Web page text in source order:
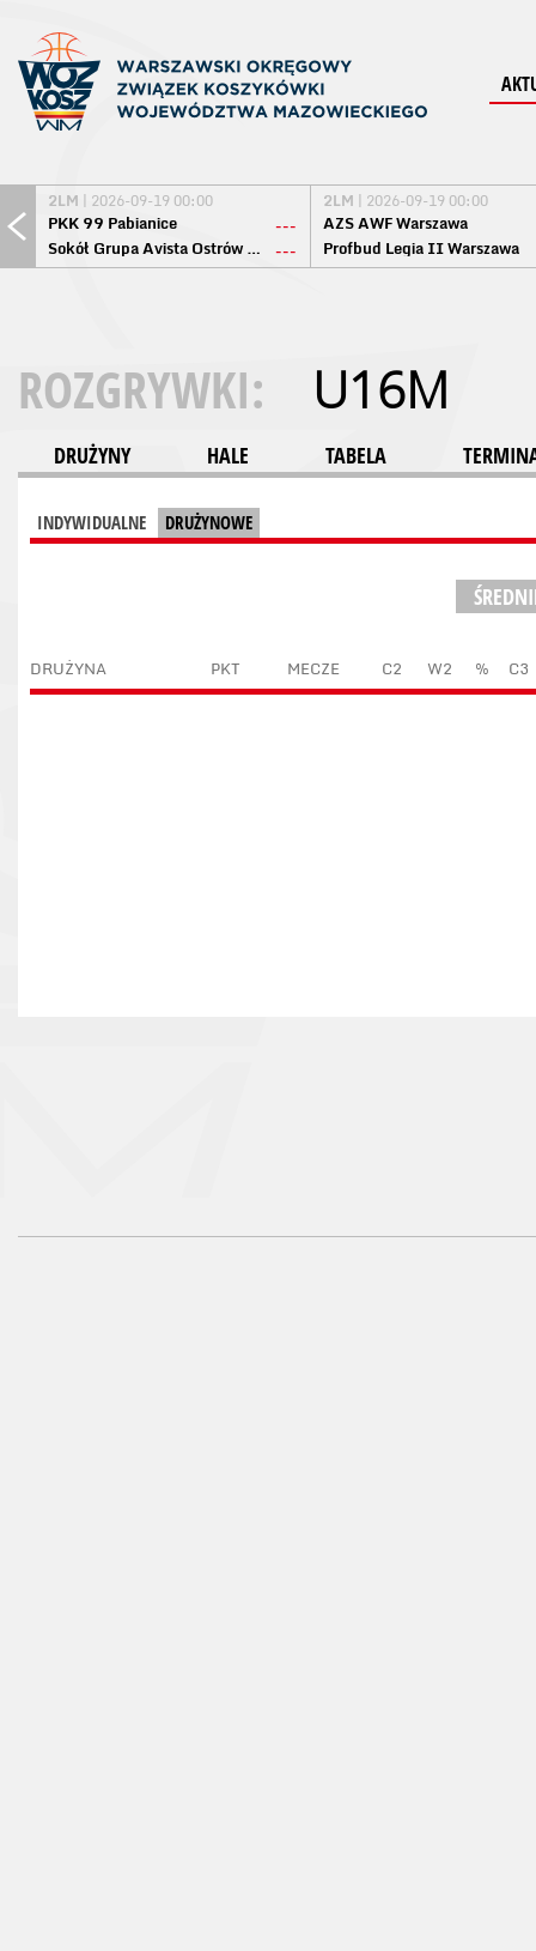
2LM | 2026-09-19 00:00
PKK 99 Pabianice
---
Sokół Grupa Avista Ostrów Maz. ---
2LM | 2026-09-19 00:00
AZS AWF Warszawa
Profbud Legia II Warszawa
ROZGRYWKI: U16M
DRUŻYNY HALE TABELA
INDYWIDUALNE DRUŻYNOWE
DRUŻYNA PKT MECZE C2 W2 % C3